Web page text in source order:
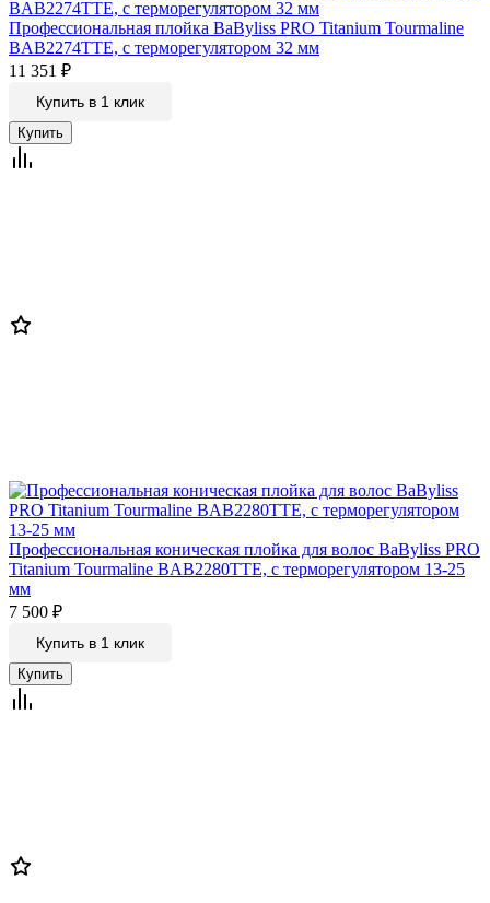
Профессиональная плойка BaByliss PRO Titanium Tourmaline
BAB2274TTE, c терморегулятором 32 мм
11 351 ₽
Купить в 1 клик
Профессиональная коническая плойка для волос BaByliss PRO
Titanium Tourmaline BAB2280TTE, с терморегулятором 13-25
мм
7 500 ₽
Купить в 1 клик